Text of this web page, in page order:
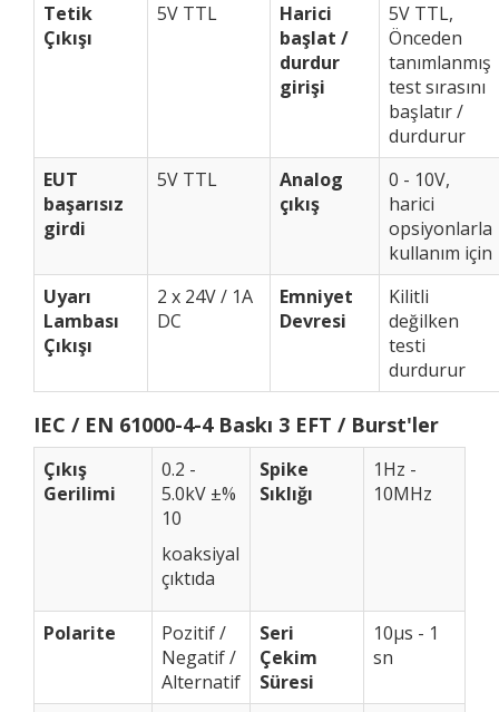
Tetik
Çıkışı
5V TTL
Harici
başlat /
durdur
girişi
5V TTL,
Önceden
tanımlanmış
test sırasını
başlatır /
durdurur
EUT
başarısız
girdi
5V TTL
Analog
çıkış
0 - 10V,
harici
opsiyonlarla
kullanım için
Uyarı
Lambası
Çıkışı
2 x 24V / 1A
DC
Emniyet
Devresi
Kilitli
değilken
testi
durdurur
IEC / EN 61000-4-4 Baskı 3 EFT / Burst'ler
Çıkış
Gerilimi
0.2 -
5.0kV ±%
10
koaksiyal
çıktıda
Spike
Sıklığı
1Hz -
10MHz
Polarite
Pozitif /
Negatif /
Alternatif
Seri
Çekim
Süresi
10μs - 1
sn